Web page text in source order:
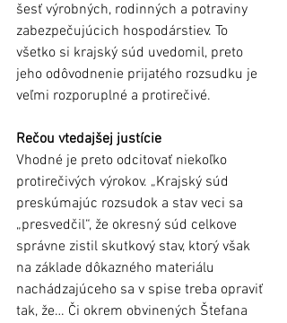
šesť výrobných, rodinných a potraviny
zabezpečujúcich hospodárstiev. To
všetko si krajský súd uvedomil, preto
jeho odôvodnenie prijatého rozsudku je
veľmi rozporuplné a protirečivé.
Rečou vtedajšej justície
Vhodné je preto odcitovať niekoľko
protirečivých výrokov. „Krajský súd
preskúmajúc rozsudok a stav veci sa
„presvedčil“, že okresný súd celkove
správne zistil skutkový stav, ktorý však
na základe dôkazného materiálu
nachádzajúceho sa v spise treba opraviť
tak, že… Či okrem obvinených Štefana